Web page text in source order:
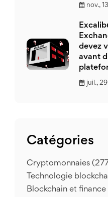
nov.,
devez
avant
juil.,
Catégories
Cryptomonnaies
Technologie
Blockchain et finance